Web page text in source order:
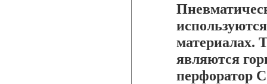
материалах.
являются
перфоратор